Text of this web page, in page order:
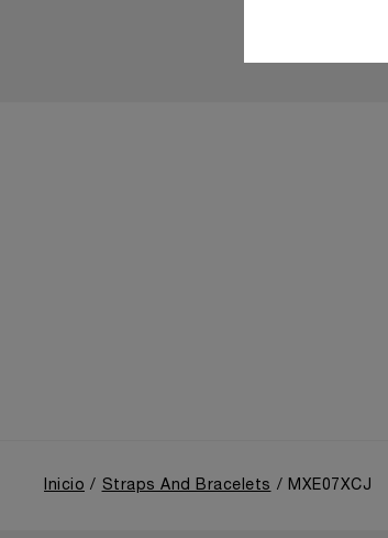
Inicio Straps And Bracelets MXE07XCJ